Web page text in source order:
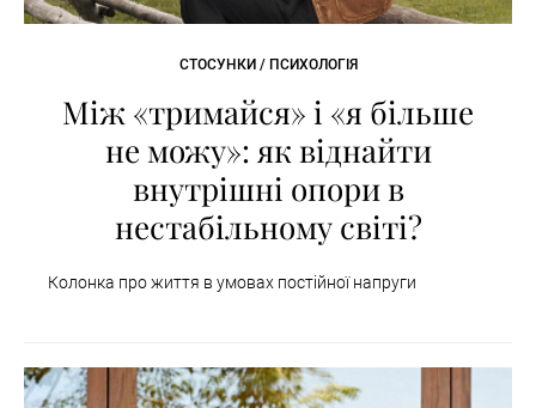
СТОСУНКИ / ПСИХОЛОГІЯ
Між «тримайся» і «я більше
не можу»: як віднайти
внутрішні опори в
нестабільному світі?
Колонка про життя в умовах постійної напруги